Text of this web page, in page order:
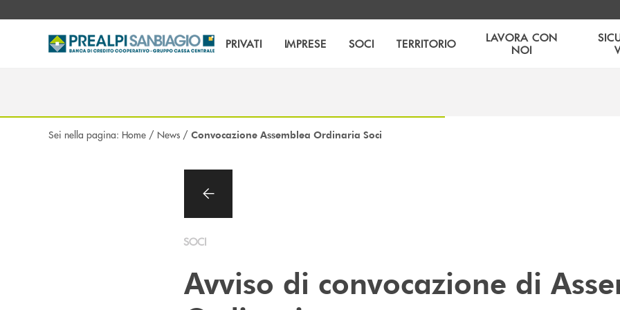
PRIVATI IMPRESE SOCI TERRITORIO
LAVORA CON
NOI
Sei nella pagina: Home / News / Convocazione Assemblea Ordinaria Soci
SOCI
Avviso di convocazione di